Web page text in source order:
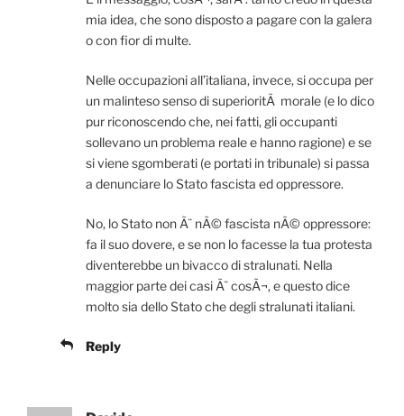
mia idea, che sono disposto a pagare con la galera
o con fior di multe.
Nelle occupazioni all’italiana, invece, si occupa per
un malinteso senso di superioritÃ morale (e lo dico
pur riconoscendo che, nei fatti, gli occupanti
sollevano un problema reale e hanno ragione) e se
si viene sgomberati (e portati in tribunale) si passa
a denunciare lo Stato fascista ed oppressore.
No, lo Stato non Ã¨ nÃ© fascista nÃ© oppressore:
fa il suo dovere, e se non lo facesse la tua protesta
diventerebbe un bivacco di stralunati. Nella
maggior parte dei casi Ã¨ cosÃ¬, e questo dice
molto sia dello Stato che degli stralunati italiani.
Reply